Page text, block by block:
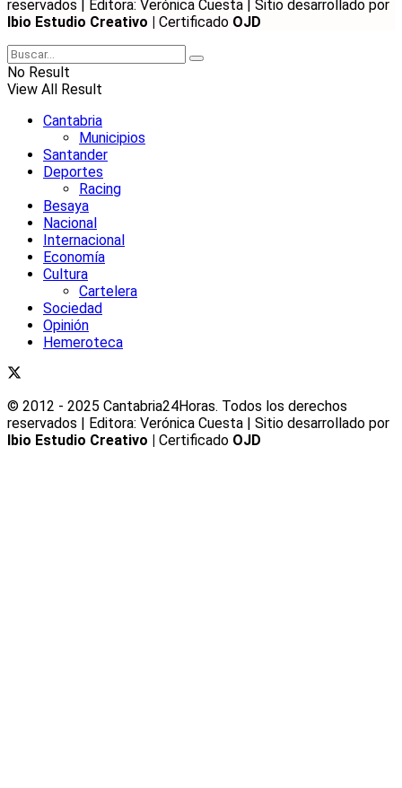
reservados | Editora: Verónica Cuesta | Sitio desarrollado por
Ibio Estudio Creativo | Certificado OJD
No Result
View All Result
Cantabria
Municipios
Santander
Deportes
Racing
Besaya
Nacional
Internacional
Economía
Cultura
Cartelera
Sociedad
Opinión
Hemeroteca
© 2012 - 2025 Cantabria24Horas. Todos los derechos
reservados | Editora: Verónica Cuesta | Sitio desarrollado por
Ibio Estudio Creativo | Certificado OJD